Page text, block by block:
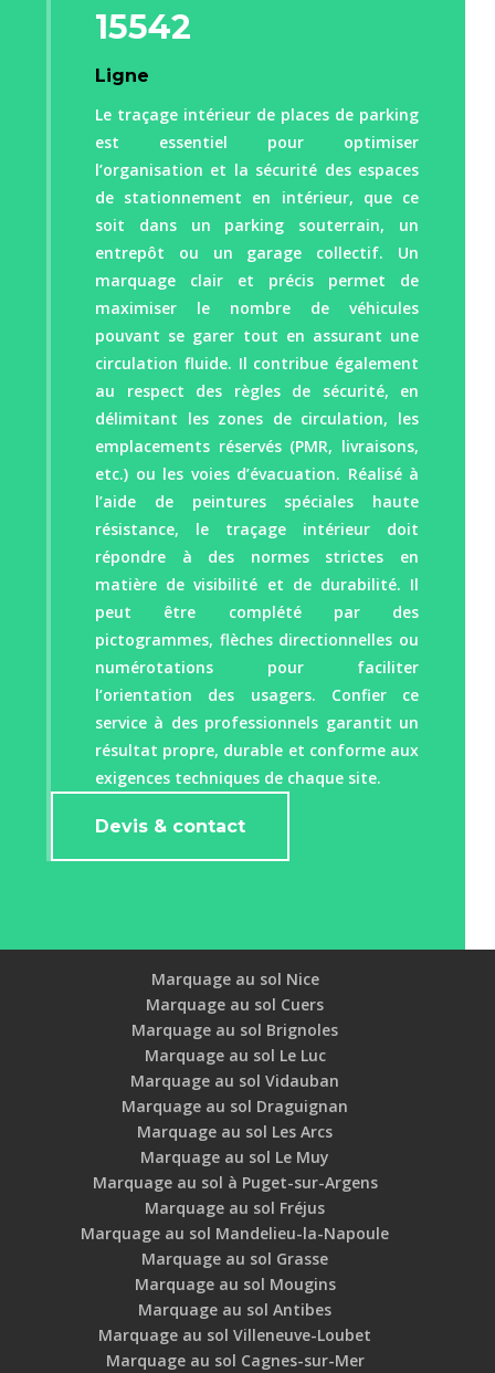
15542
Ligne
Le traçage intérieur de places de parking
est essentiel pour optimiser
l’organisation et la sécurité des espaces
de stationnement en intérieur, que ce
soit dans un parking souterrain, un
entrepôt ou un garage collectif. Un
marquage clair et précis permet de
maximiser le nombre de véhicules
pouvant se garer tout en assurant une
circulation fluide. Il contribue également
au respect des règles de sécurité, en
délimitant les zones de circulation, les
emplacements réservés (PMR, livraisons,
etc.) ou les voies d’évacuation. Réalisé à
l’aide de peintures spéciales haute
résistance, le traçage intérieur doit
répondre à des normes strictes en
matière de visibilité et de durabilité. Il
peut être complété par des
pictogrammes, flèches directionnelles ou
numérotations pour faciliter
l’orientation des usagers. Confier ce
service à des professionnels garantit un
résultat propre, durable et conforme aux
exigences techniques de chaque site.
Devis & contact
Marquage au sol Nice
Marquage au sol Cuers
Marquage au sol Brignoles
Marquage au sol Le Luc
Marquage au sol Vidauban
Marquage au sol Draguignan
Marquage au sol Les Arcs
Marquage au sol Le Muy
Marquage au sol à Puget-sur-Argens
Marquage au sol Fréjus
Marquage au sol Mandelieu-la-Napoule
Marquage au sol Grasse
Marquage au sol Mougins
Marquage au sol Antibes
Marquage au sol Villeneuve-Loubet
Marquage au sol Cagnes-sur-Mer